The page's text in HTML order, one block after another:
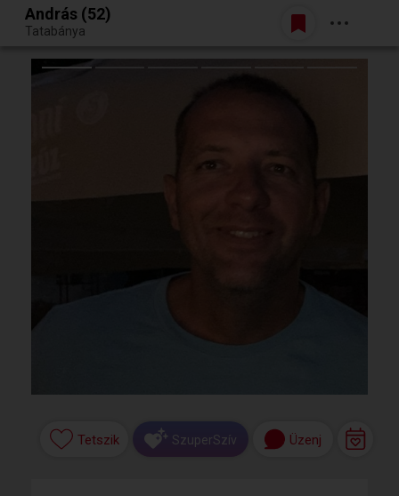
Egy jó randiból bármi lehet.
Belépés
András (52)
Tatabánya
Tetszik SzuperSzív Üzenj